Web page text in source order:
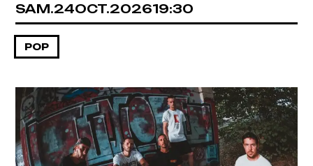
SAMEDI
SAM.24OCTOBRE
OCT.202619:30
POP